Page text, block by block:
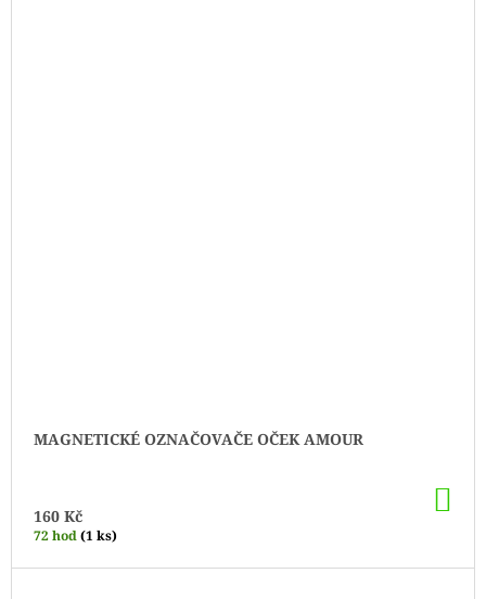
MAGNETICKÉ OZNAČOVAČE OČEK AMOUR
160 Kč
72 hod(1 ks)